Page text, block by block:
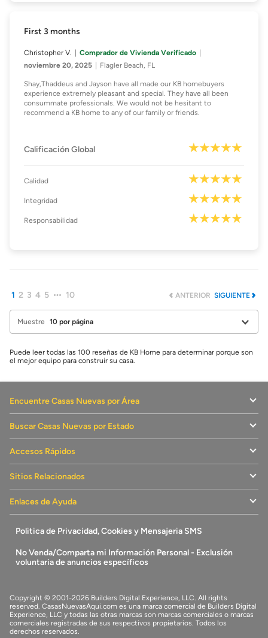
First 3 months
Christopher V.
Comprador de Vivienda Verificado
noviembre 20, 2025
Flagler Beach, FL
Shay,Thaddeus and Jayson have all made our KB homebuyers
experience extremely pleasant and special. They have all been
consummate professionals. We would not be hesitant to
recommend a KB home to any of our family or friends.
Calificación Global
Calidad
Integridad
Responsabilidad
ANTERIOR
1 2 3 4 5 10 SIGUIENTE
Muestre
Puede leer todas las 100 reseñas de KB Home para determinar porque son
el mejor equipo para construir su casa.
Encuentre Casas Nuevas por Área
Buscar Casas Nuevas por Estado
Accesos Rápidos
Sitios Relacionados
Enlaces de Ayuda
Politica de Privacidad, Cookies y Mensajeria SMS
No Venda/Comparta mi Información Personal - Exclusión
voluntaria de anuncios específicos
Copyright © 2001-2026 Builders Digital Experience, LLC. All rights
reserved. CasasNuevasAqui.com es una marca comercial de Builders Digital
Experience, LLC y todas las otras marcas son marcas comerciales o marcas
comerciales registradas de sus respectivos propietarios. Todos los
derechos reservados.